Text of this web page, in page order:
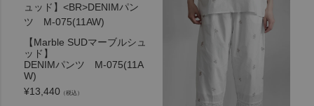
【Marble SUDマーブルシュ
ッド】
DENIMパンツ M-075(11A
W)
¥13,440 （税込）